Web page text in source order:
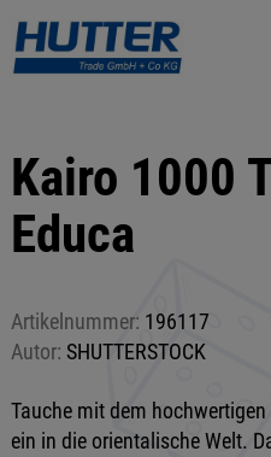
Kairo 1000
Educa
Artikelnummer: 196117
Autor: SHUTTERSTOCK
Tauche mit dem
ein in die orientalische Welt.